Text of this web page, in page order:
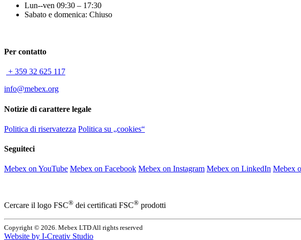
Lun--ven 09:30 – 17:30
Sabato e domenica: Chiuso
Per contatto
+ 359 32 625 117
info@mebex.org
Notizie di carattere legale
Politica di riservatezza Politica su „cookies“
Seguiteci
Mebex on YouTube Mebex on Facebook Mebex on Instagram Mebex on LinkedIn Mebex
Cercare il logo FSC® dei certificati FSC® prodotti
Copyright © 2026. Mebex LTD All rights reserved
Website by I-Creativ Studio